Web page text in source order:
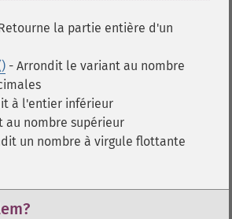
la partie entière d'un
- Arrondit le variant au nombre
à l'entier inférieur
au nombre supérieur
un nombre à virgule flottante